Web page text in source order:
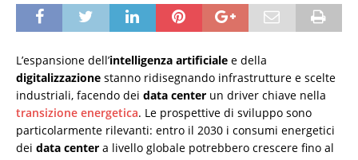
L’espansione dell’intelligenza artificiale e della
digitalizzazione stanno ridisegnando infrastrutture e scelte
industriali, facendo dei data center un driver chiave nella
transizione energetica. Le prospettive di sviluppo sono
particolarmente rilevanti: entro il 2030 i consumi energetici
dei data center a livello globale potrebbero crescere fino al